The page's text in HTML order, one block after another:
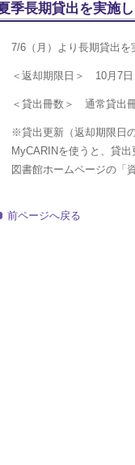
季長期貸出を実施し
7/6（月）より長期貸出を
＜返却期限日＞ 10月7日
＜貸出冊数＞ 通常貸出
※貸出更新（返却期限日
MyCARINを使うと、貸
図書館ホームページの「
前ページへ戻る